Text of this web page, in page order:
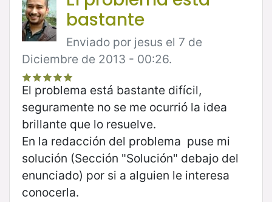
bastante
Enviado por jesus el 7 de
Diciembre de 2013 - 00:26.
El problema está bastante difícil,
seguramente no se me ocurrió la idea
brillante que lo resuelve.
En la redacción del problema puse mi
solución (Sección "Solución" debajo del
enunciado) por si a alguien le interesa
conocerla.